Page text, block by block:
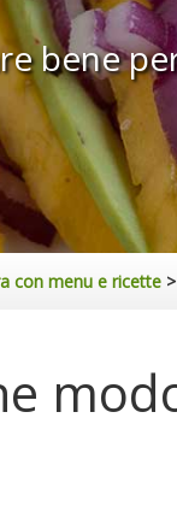
bene
con menu e ricette >